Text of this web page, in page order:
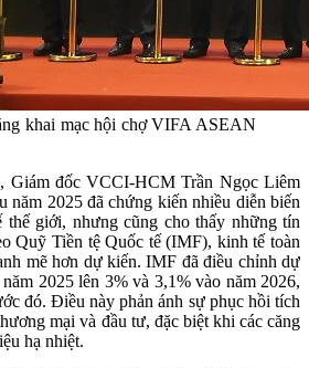
khai mạc hội chợ VIFA ASEAN
Giám đốc VCCI-HCM Trần Ngọc Liêm
năm 2025 đã chứng kiến nhiều diễn biến
thế giới, nhưng cũng cho thấy những tín
Quỹ Tiền tệ Quốc tế (IMF), kinh tế toàn
mẽ hơn dự kiến. IMF đã điều chỉnh dự
2025 lên 3% và 3,1% vào năm 2026,
đó. Điều này phản ánh sự phục hồi tích
mại và đầu tư, đặc biệt khi các căng
hạ nhiệt.